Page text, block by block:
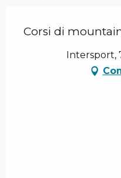
Corsi di
Intersport,